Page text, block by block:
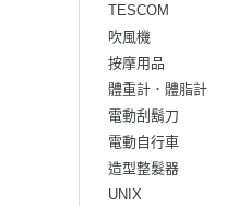
TESCOM
吹風機
按摩用品
體重計．體脂計
電動刮鬍刀
電動自行車
造型整髮器
UNIX